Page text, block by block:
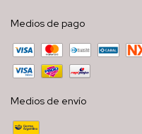
Medios de pago
Medios de envío